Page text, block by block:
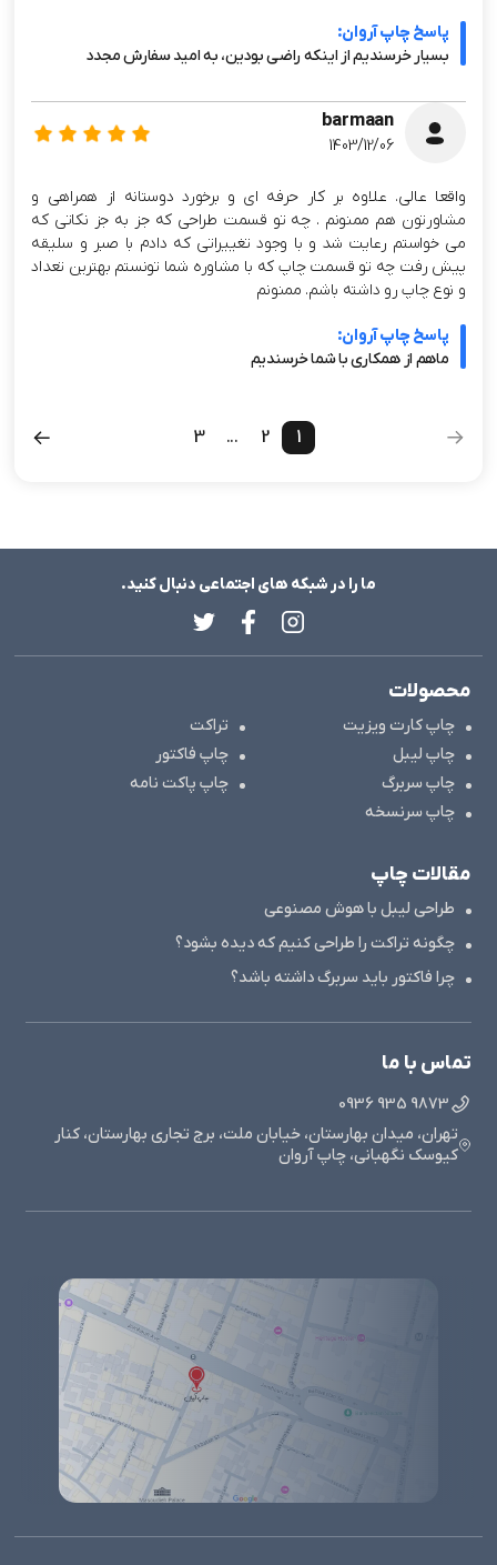
پاسخ چاپ آروان:
بسیار خرسندیم از اینکه راضی بودین، به امید سفارش مجدد
barmaan
1403/12/06
واقعا عالی. علاوه بر کار حرفه ای و برخورد دوستانه از همراهی و
مشاورتون هم ممنونم . چه تو قسمت طراحی که جز به جز نکاتی که
می خواستم رعایت شد و با وجود تغییراتی که دادم با صبر و سلیقه
پیش رفت چه تو قسمت چاپ که با مشاوره شما تونستم بهترین تعداد
و نوع چاپ رو داشته باشم. ممنونم
پاسخ چاپ آروان:
ماهم از همکاری با شما خرسندیم
1
2
...
3
ما را در شبکه های اجتماعی دنبال کنید.
محصولات
چاپ کارت ویزیت
تراکت
چاپ لیبل
چاپ فاکتور
چاپ سربرگ
چاپ پاکت نامه
چاپ سرنسخه
مقالات چاپ
طراحی لیبل با هوش مصنوعی
چگونه تراکت را طراحی کنیم که دیده بشود؟
چرا فاکتور باید سربرگ داشته باشد؟
تماس با ما
9873 935 0936
تهران، میدان بهارستان، خیابان ملت، برج تجاری بهارستان، کنار
کیوسک نگهبانی، چاپ آروان